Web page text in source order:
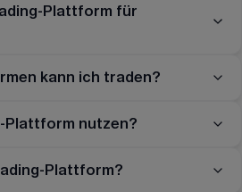
Plattform für
kann ich traden?
Plattform nutzen?
Plattform?